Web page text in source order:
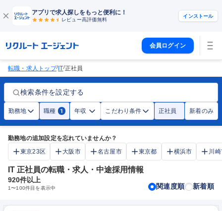
アプリで求人探しをもっと便利に！
レビュー高評価無料
インストール
会員ログイン
転職・求人トップ/ IT/正社員
検索条件を設定する
勤務地 職種 1 年収 こだわり条件 正社員 新着のみ
勤務地の追加設定を忘れていませんか？
東京23区
大阪市 名古屋市 東京都 横浜市 川
IT 正社員の転職・求人・中途採用情報
920件以上
1〜100件目を表示中 関連度順 新着順